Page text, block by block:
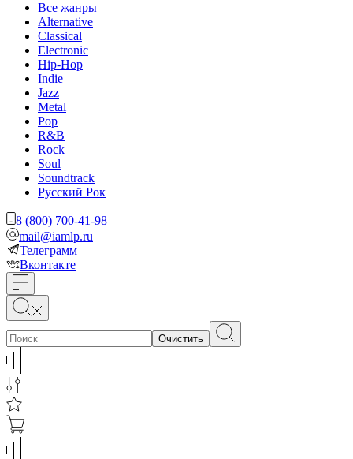
Все жанры
Alternative
Classical
Electronic
Hip-Hop
Indie
Jazz
Metal
Pop
R&B
Rock
Soul
Soundtrack
Русский Рок
8 (800) 700-41-98
mail@iamlp.ru
Телеграмм
Вконтакте
Очистить